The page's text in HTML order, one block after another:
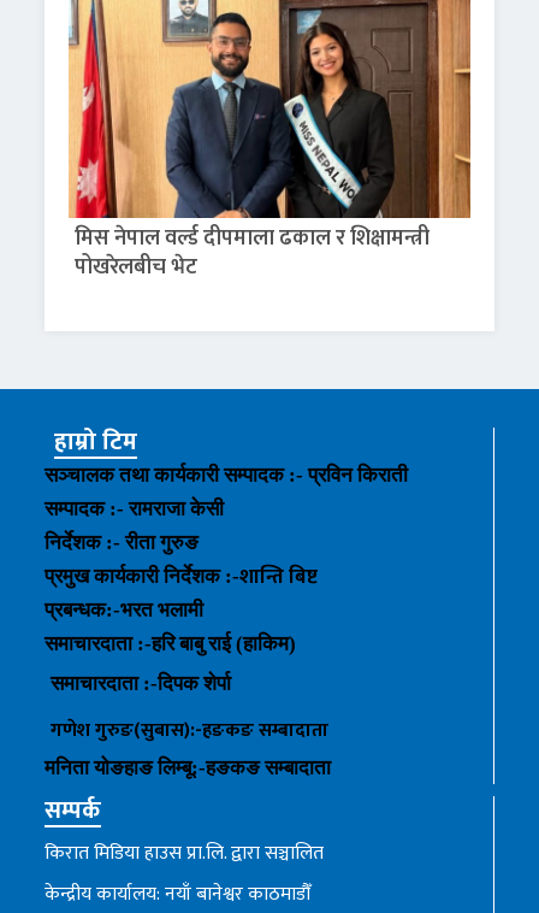
मिस नेपाल वर्ल्ड दीपमाला ढकाल र शिक्षामन्त्री
पोखरेलबीच भेट
हाम्रो टिम
सञ्चालक तथा कार्यकारी सम्पादक :- प्रविन किराती
सम्पादक :- रामराजा केसी
निर्देशक :- रीता गुरुङ
प्रमुख कार्यकारी निर्देशक :-शान्ति बिष्ट
प्रबन्धक:-भरत भलामी
समाचारदाता :-हरि बाबु राई (हाकिम)
समाचारदाता :-दिपक शेर्पा
गणेश गुरुङ(सुबास):-हङकङसम्बादाता
मनिता योङहाङलिम्बू:-हङकङ सम्बादाता
सम्पर्क
किरात मिडिया हाउस प्रा.लि. द्वारा सञ्चालित
केन्द्रीय कार्यालय: नयाँ बानेश्वर काठमाडौँ